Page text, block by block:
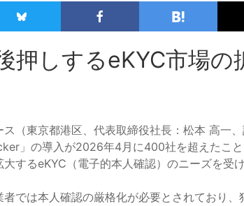
押しするeKYC市場の
ス（東京都港区、代表取締役社長：松本 高一
」の導入が2026年4月に400社を超えたこ
するeKYC（電子的本人確認）のニーズを受
では本人確認の厳格化が必要とされており